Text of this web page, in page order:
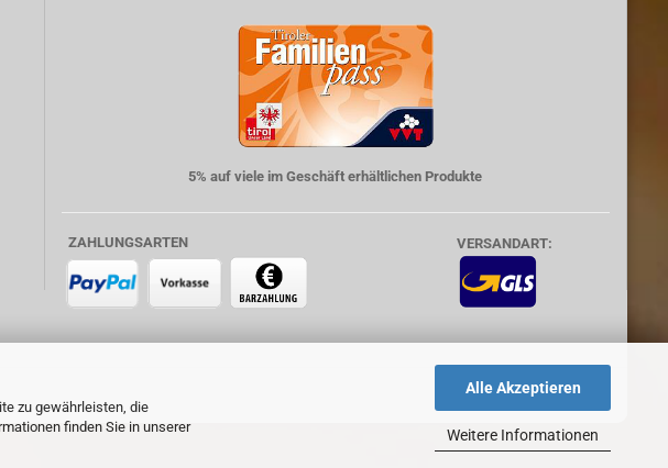
zu gewährleisten, die
finden Sie in unserer
Alle Akzeptieren
Weitere Informationen
5% auf viele im Geschäft erhältlichen Produkte
ZAHLUNGSARTEN VERSANDART: